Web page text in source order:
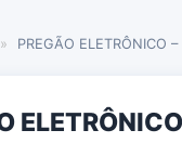
» PREGÃO ELETRÔNICO